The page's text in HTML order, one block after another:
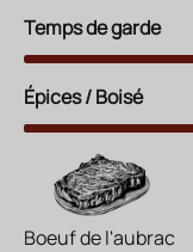
Temps de garde
Épices / Boisé
Boeuf de l'aubrac